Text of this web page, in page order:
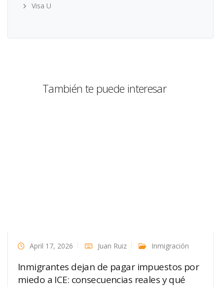
Visa U
También te puede interesar
April 17, 2026 Juan Ruiz Inmigración
Inmigrantes dejan de pagar impuestos por
miedo a ICE: consecuencias reales y qué